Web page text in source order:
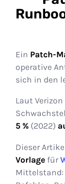
Ein Patch-
operative
sich in den
Laut
5 % (2022)
Dieser
Vorlage für
Mittelstand: